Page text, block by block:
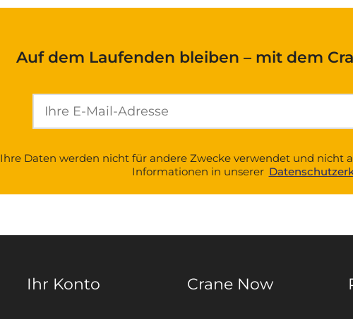
Auf dem Laufenden bleiben – mit dem
Ihre Daten werden nicht für andere Zwecke verwendet und nicht
Informationen in unserer
Ihr Konto Crane Now